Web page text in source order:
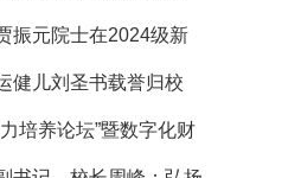
振元院士在2024级新
健儿刘圣书载誉归校
培养论坛”暨数字化财